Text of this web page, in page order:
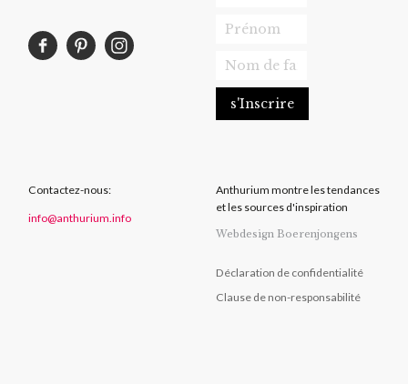
Contactez-nous:
info@anthurium.info
Anthurium montre les tendances
et les sources d'inspiration
Webdesign Boerenjongens
Déclaration de confidentialité
Clause de non-responsabilité